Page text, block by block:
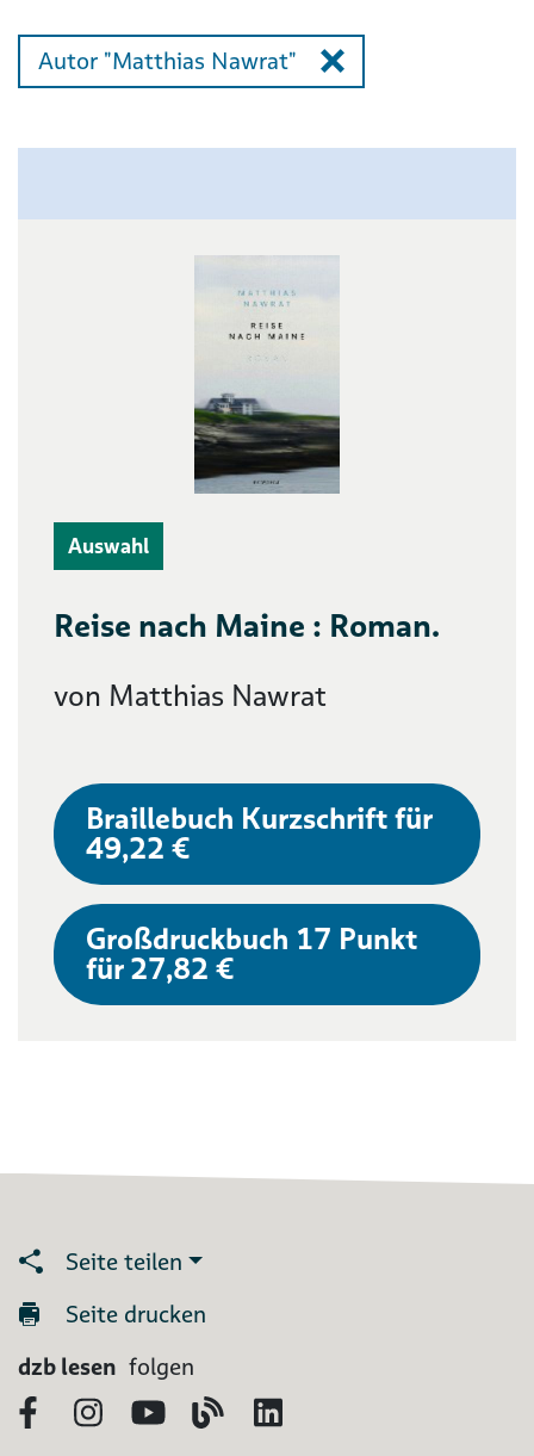
Autor "Matthias Nawrat"
Auswahl
Reise nach Maine : Roman.
von Matthias Nawrat
Braillebuch Kurzschrift für
49,22 €
Großdruckbuch 17 Punkt
für 27,82 €
Seite teilen
Seite drucken
dzb lesen folgen
FacebookInstagram
YouTubeBlog